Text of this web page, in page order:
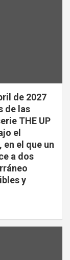
de 2027
de las
THE UP
el
en el que un
a dos
y